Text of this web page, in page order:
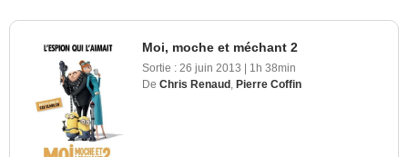
Moi, moche et méchant 2
Sortie : 26 juin 2013 | 1h 38min
De Chris Renaud Pierre Coffin